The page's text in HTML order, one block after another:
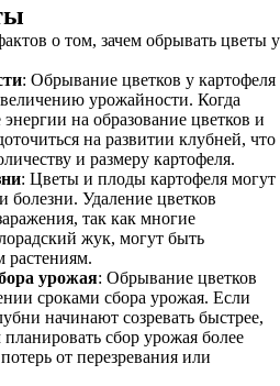
о том, зачем обрывать цветы у
: Обрывание цветков у картофеля
урожайности. Когда
на образование цветков и
на развитии клубней, что
и размеру картофеля.
: Цветы и плоды картофеля могут
болезни. Удаление цветков
так как многие
жук, могут быть
растениям.
урожая: Обрывание цветков
сроками сбора урожая. Если
начинают созревать быстрее,
сбор урожая более
от перезревания или